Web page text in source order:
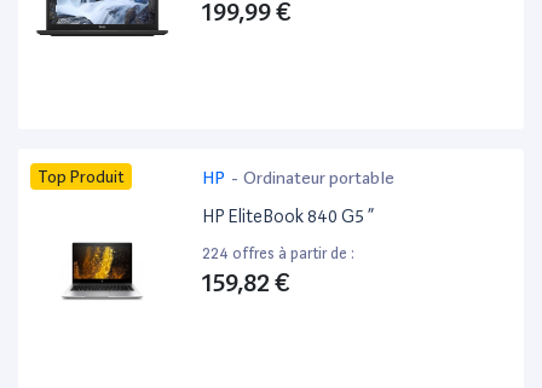
199,99 €
Top Produit HP - Ordinateur portable
HP EliteBook 840 G5 ”
224 offres à partir de :
159,82 €